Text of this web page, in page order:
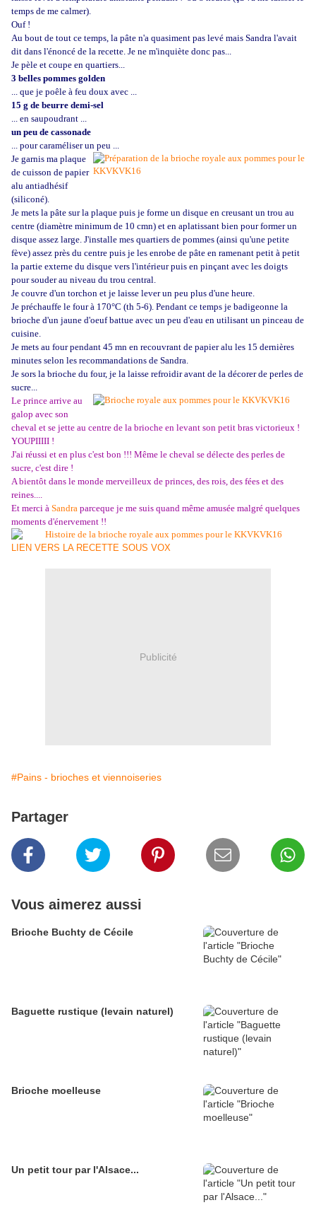
temps de me calmer).
Ouf !
Au bout de tout ce temps, la pâte n'a quasiment pas levé mais Sandra l'avait
dit dans l'énoncé de la recette. Je ne m'inquiète donc pas...
Je pèle et coupe en quartiers...
3 belles pommes golden
... que je poêle à feu doux avec ...
15 g de beurre demi-sel
... en saupoudrant ...
un peu de cassonade
... pour caraméliser un peu ...
Je garnis ma plaque
de cuisson de papier
alu antiadhésif
(siliconé).
Je mets la pâte sur la plaque puis je forme un disque en creusant un trou au
centre (diamètre minimum de 10 cmn) et en aplatissant bien pour former un
disque assez large. J'installe mes quartiers de pommes (ainsi qu'une petite
fève) assez près du centre puis je les enrobe de pâte en ramenant petit à petit
la partie externe du disque vers l'intérieur puis en pinçant avec les doigts
pour souder au niveau du trou central.
Je couvre d'un torchon et je laisse lever un peu plus d'une heure.
Je préchauffe le four à 170°C (th 5-6). Pendant ce temps je badigeonne la
brioche d'un jaune d'oeuf battue avec un peu d'eau en utilisant un pinceau de
cuisine.
Je mets au four pendant 45 mn en recouvrant de papier alu les 15 dernières
minutes selon les recommandations de Sandra.
Je sors la brioche du four, je la laisse refroidir avant de la décorer de perles de
sucre...
Le prince arrive au
galop avec son
cheval et se jette au centre de la brioche en levant son petit bras victorieux !
YOUPIIIII !
J'ai réussi et en plus c'est bon !!! Même le cheval se délecte des perles de
sucre, c'est dire !
A bientôt dans le monde merveilleux de princes, des rois, des fées et des
reines....
Et merci à Sandra parceque je me suis quand même amusée malgré quelques
moments d'énervement !!
LIEN VERS LA RECETTE SOUS VOX
Publicité
#Pains - brioches et viennoiseries
Partager
Vous aimerez aussi
Brioche Buchty de Cécile
Baguette rustique (levain naturel)
Brioche moelleuse
Un petit tour par l'Alsace...